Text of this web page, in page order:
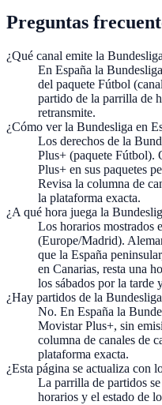
Preguntas
¿Qué canal emite la
En España la
del paquete Fútbol
partido de la parrilla de
retransmite.
¿Cómo ver la Bundesliga en
Los derechos de la
Plus+ (paquete Fútbol).
Plus+ en sus paquetes
Revisa la columna de
la plataforma exacta.
¿A qué hora juega la
Los horarios mostrados
(Europe/Madrid).
que la España
en Canarias, resta una
los sábados por la tarde
¿Hay partidos de la
No. En España la
Movistar Plus+, sin
columna de canales de
plataforma exacta.
¿Esta página se actualiza con
La parrilla de partidos
horarios y el estado de